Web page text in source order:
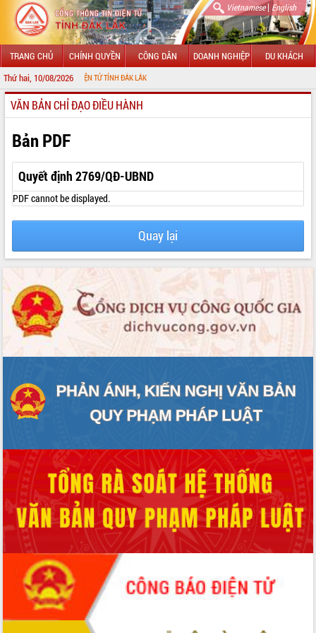
Vietnamese| English
TRANG CHỦ CHÍNH QUYỀN CÔNG DÂN DOANH NGHIỆP DU KHÁCH
Thứ hai, 10/08/2026
THÔNG TIN ĐIỆN TỬ TỈNH ĐẮK LẮK
GIỚI THIỆU
LÃNH ĐẠO UBND TỈNH
TIN TỨC SỰ KIỆN
SỞ, BAN, NGÀNH
UBND CÁC XÃ, PHƯỜNG
THÔNG TIN CHỈ ĐẠO ĐIỀU HÀNH
VĂN BẢN HĐND TỈNH
ĐIỂM TIN VĂN BẢN
VĂN BẢN CHỈ ĐẠO ĐIỀU HÀNH
Bản PDF
Quyết định 2769/QĐ-UBND
PDF cannot be displayed.
Quay lại